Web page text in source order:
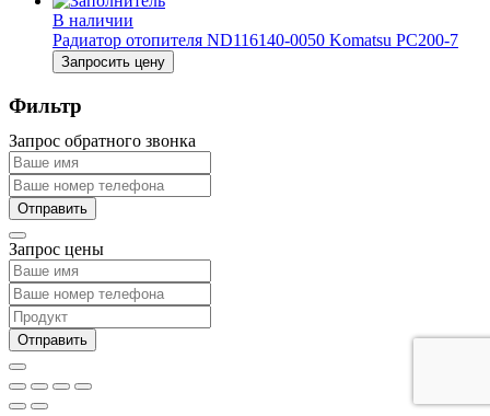
В наличии
Радиатор отопителя ND116140-0050 Komatsu PC200-7
Запросить цену
Фильтр
Запрос обратного звонка
Запрос цены